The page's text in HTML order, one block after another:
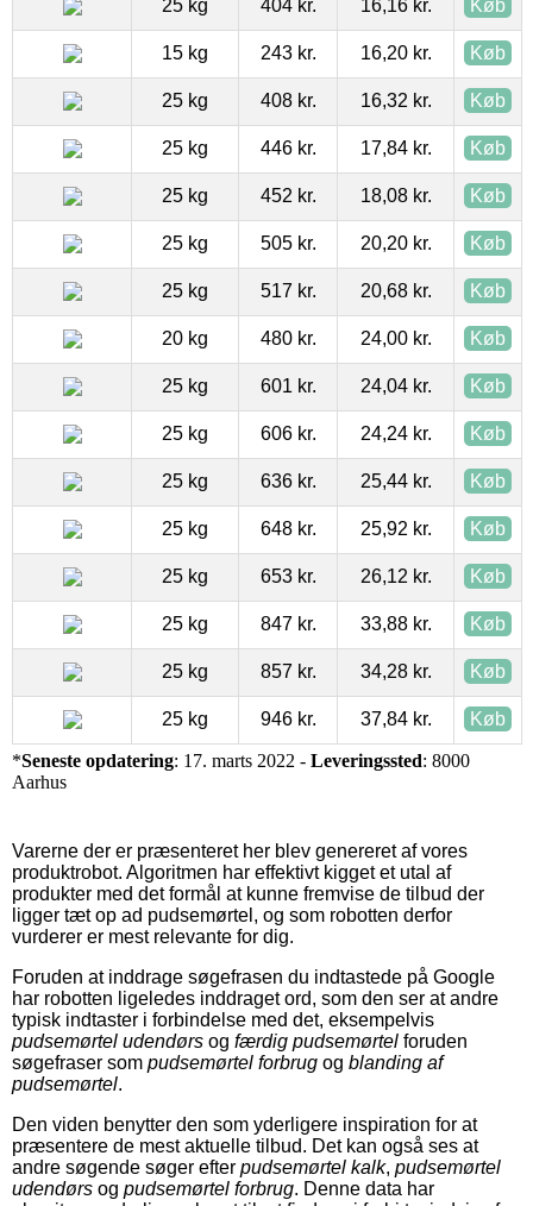
25 kg 404 kr. 16,16 kr. Køb
15 kg 243 kr. 16,20 kr. Køb
25 kg 408 kr. 16,32 kr. Køb
25 kg 446 kr. 17,84 kr. Køb
25 kg 452 kr. 18,08 kr. Køb
25 kg 505 kr. 20,20 kr. Køb
25 kg 517 kr. 20,68 kr. Køb
20 kg 480 kr. 24,00 kr. Køb
25 kg 601 kr. 24,04 kr. Køb
25 kg 606 kr. 24,24 kr. Køb
25 kg 636 kr. 25,44 kr. Køb
25 kg 648 kr. 25,92 kr. Køb
25 kg 653 kr. 26,12 kr. Køb
25 kg 847 kr. 33,88 kr. Køb
25 kg 857 kr. 34,28 kr. Køb
25 kg 946 kr. 37,84 kr. Køb
*Seneste opdatering: 17. marts 2022 - Leveringssted: 8000
Aarhus
Varerne der er præsenteret her blev genereret af vores
produktrobot. Algoritmen har effektivt kigget et utal af
produkter med det formål at kunne fremvise de tilbud der
ligger tæt op ad pudsemørtel, og som robotten derfor
vurderer er mest relevante for dig.
Foruden at inddrage søgefrasen du indtastede på Google
har robotten ligeledes inddraget ord, som den ser at andre
typisk indtaster i forbindelse med det, eksempelvis
pudsemørtel udendørs og færdig pudsemørtel foruden
søgefraser som pudsemørtel forbrug og blanding af
pudsemørtel.
Den viden benytter den som yderligere inspiration for at
præsentere de mest aktuelle tilbud. Det kan også ses at
andre søgende søger efter pudsemørtel kalk, pudsemørtel
udendørs og pudsemørtel forbrug. Denne data har